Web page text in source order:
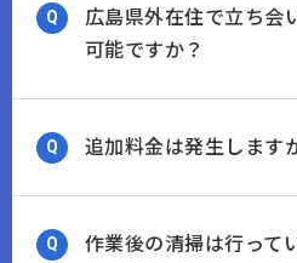
広島県外在住で立ち会
可能ですか？
追加料金は発生します
作業後の清掃は行って